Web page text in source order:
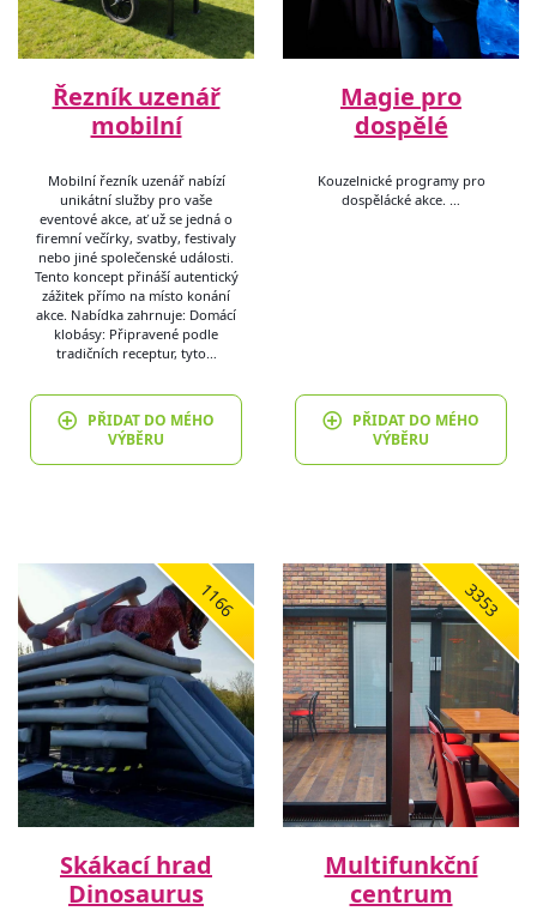
Řezník uzenář
mobilní
Mobilní řezník uzenář nabízí
unikátní služby pro vaše
eventové akce, ať už se jedná o
firemní večírky, svatby, festivaly
nebo jiné společenské události.
Tento koncept přináší autentický
zážitek přímo na místo konání
akce. Nabídka zahrnuje: Domácí
klobásy: Připravené podle
tradičních receptur, tyto…
PŘIDAT DO MÉHO
VÝBĚRU
Magie pro
dospělé
Kouzelnické programy pro
dospělácké akce. …
PŘIDAT DO MÉHO
VÝBĚRU
1166
Skákací hrad
Dinosaurus
3353
Multifunkční
centrum